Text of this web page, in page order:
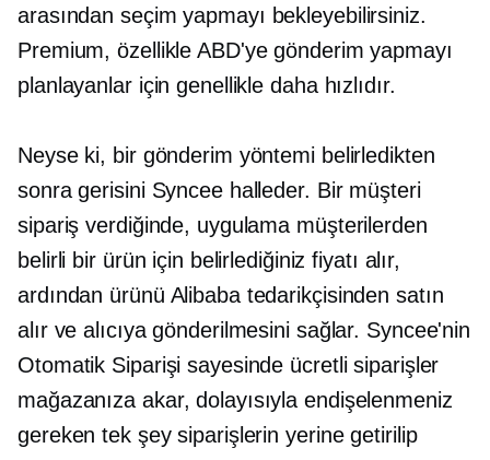
arasından seçim yapmayı bekleyebilirsiniz.
Premium, özellikle ABD'ye gönderim yapmayı
planlayanlar için genellikle daha hızlıdır.
Neyse ki, bir gönderim yöntemi belirledikten
sonra gerisini Syncee halleder. Bir müşteri
sipariş verdiğinde, uygulama müşterilerden
belirli bir ürün için belirlediğiniz fiyatı alır,
ardından ürünü Alibaba tedarikçisinden satın
alır ve alıcıya gönderilmesini sağlar. Syncee'nin
Otomatik Siparişi sayesinde ücretli siparişler
mağazanıza akar, dolayısıyla endişelenmeniz
gereken tek şey siparişlerin yerine getirilip